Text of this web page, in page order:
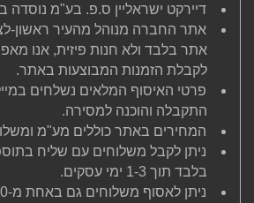
דיירקט ישראליין ס.פ. בע"מ נוסדה בשנת
אתר החברה מנוהל מהעיר ראשון-
אתר בלבד ולא חנות פיזית, אנו
לקבלת הזמנות המבוצעות באתר.
פרטי האיסוף המלאים נשלחים
התקבלה והוכנה למסירה.
המחירים באתר כוללים מע"מ
בלבד תוך 1-3 ימי עסקים.